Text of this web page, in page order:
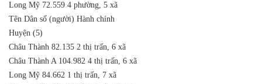
Long Mỹ 72.559 4 phường, 5 xã
Tên Dân số (người) Hành chính
Huyện (5)
Châu Thành 82.135 2 thị trấn, 6 xã
Châu Thành A 104.982 4 thị trấn, 6 xã
Long Mỹ 84.662 1 thị trấn, 7 xã